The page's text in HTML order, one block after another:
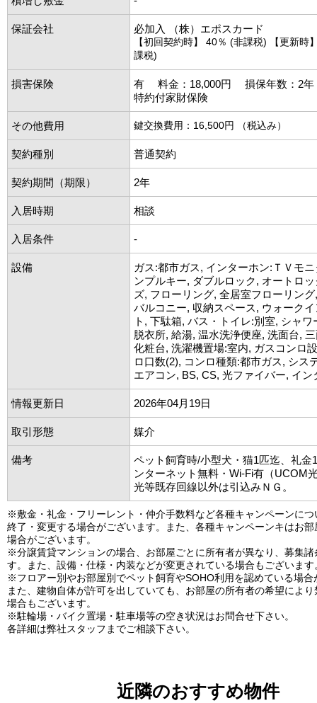
保証会社 必加入 （株）エポスカード
【初回契約時】 40％ (非課税) 【更新時
課税)
損害保険
有 料金：18,000円 損保年数：2
特約付家財保険
その他費用 鍵交換費用：16,500円 （税込み）
契約種別 普通契約
契約期間（期限） 2年
入居時期 相談
入居条件 -
設備
ガス:都市ガス, インターホン:ＴＶモ
ンプルキー, ダブルロック, オートロ
ズ, フローリング, 全居室フローリン
バルコニー, 収納スペース, ウォーク
ト, 下駄箱, バス・トイレ:別室, シャ
脱衣所, 給湯, 温水洗浄便座, 洗面台,
化粧台, 洗濯機置場:室内, ガスコンロ
ロ口数(2), コンロ種類:都市ガス, シス
エアコン, BS, CS, 光ファイバー, イン
情報更新日 2026年04月19日
取引形態 媒介
備考
ペット飼育時/小型犬・猫1匹迄、礼金
ンターネット無料・Wi-Fi有（UCOM
光等既存回線以外は引込みＮＧ。
※敷金・礼金・フリーレント・仲介手数料など各種キャンペーンにつ
終了・変更する場合がございます。また、各種キャンペーンキはお
場合がございます。
※分譲賃貸マンションの場合、お部屋ごとに所有者が異なり、募集諸
す。また、設備・仕様・内装などが変更されている場合もございます
※フロアー別やお部屋別でペット飼育やSOHO利用を認めている場合
また、建物自体が許可を出していても、お部屋の所有者の希望によ
場合もございます。
※駐輪場・バイク置場・駐車場等の空き状況はお問合せ下さい。
各詳細は弊社スタッフまでご相談下さい。
近隣のおすすめ物件